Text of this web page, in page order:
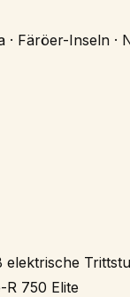
· Färöer-Inseln ·
elektrische
R 750 Elite